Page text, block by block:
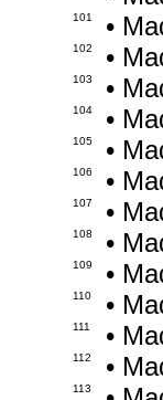
101 •
102 •
103 •
104 •
105 •
106 •
107 •
108 •
109 •
110 •
111 •
112 •
113